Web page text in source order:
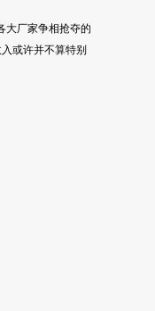
大厂家争相抢夺的
或许并不算特别